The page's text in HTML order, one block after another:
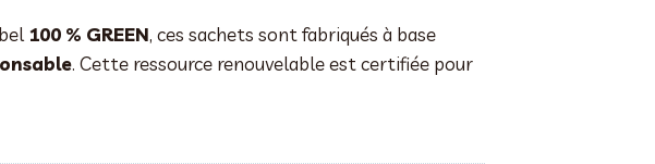
100 % GREEN, ces sachets sont fabriqués à base
. Cette ressource renouvelable est certifiée pour